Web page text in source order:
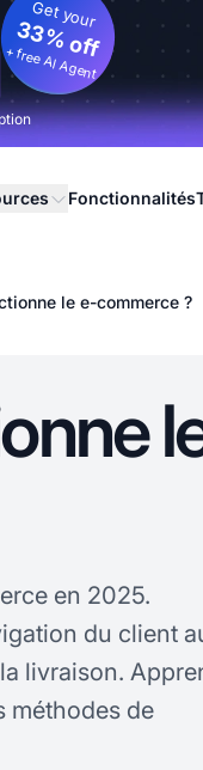
Get your
33% off
+ free AI Agent
Fonctionnalités
le e-commerce ?
en 2025.
du client
livraison.
méthodes de